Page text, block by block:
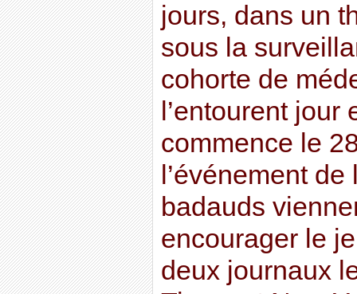
jours, dans un
sous la
cohorte de
l’entourent
commence le
l’événement
badauds
encourager le
deux journaux